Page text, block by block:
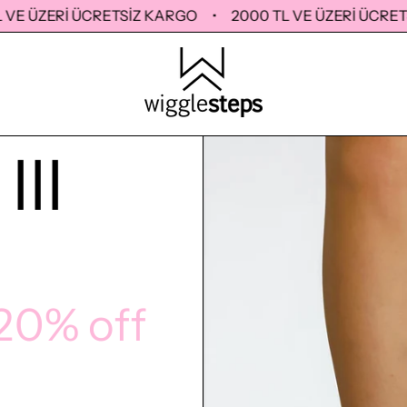
ÜCRETSİZ KARGO • 2000 TL VE ÜZERİ ÜCRETSİZ
off